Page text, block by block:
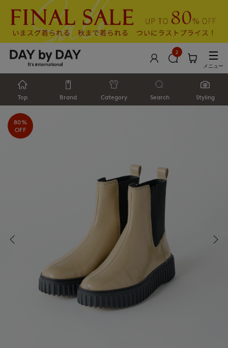
2
メニュー
Top Brand Category Search Styling
80%
OFF